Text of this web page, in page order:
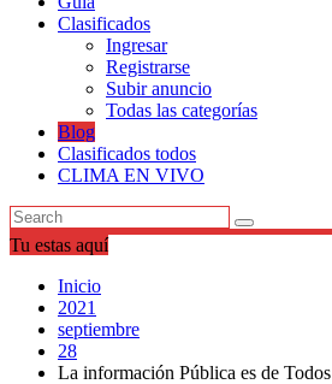
Clasificados
Ingresar
Registrarse
Subir anuncio
Todas las categorías
Blog
Clasificados todos
CLIMA EN VIVO
Tu estas aquí
Inicio
2021
septiembre
28
La información Pública es de Todos